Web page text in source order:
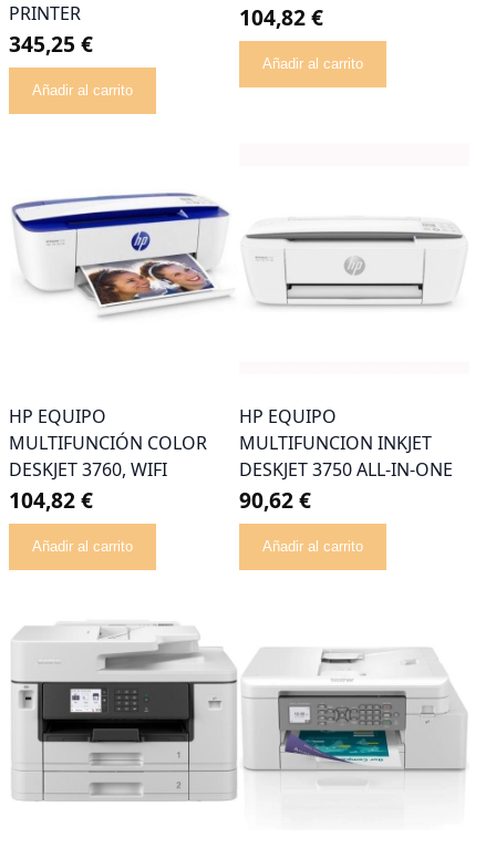
PRINTER
345,25 €
Añadir al carrito
104,82 €
Añadir al carrito
HP EQUIPO
MULTIFUNCIÓN COLOR
DESKJET 3760, WIFI
104,82 €
Añadir al carrito
HP EQUIPO
MULTIFUNCION INKJET
DESKJET 3750 ALL-IN-ONE
90,62 €
Añadir al carrito